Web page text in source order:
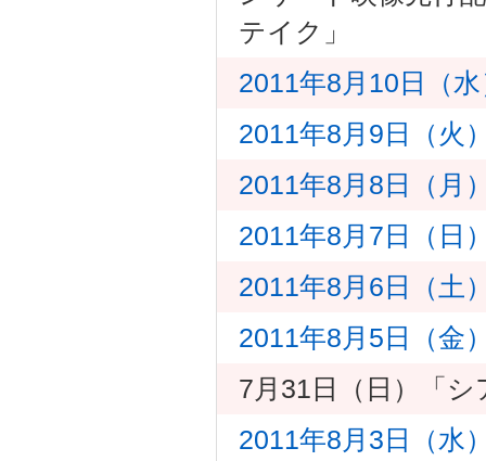
テイク」
2011年8月10日（
2011年8月9日（火
2011年8月8日（月
2011年8月7日（日
2011年8月6日（土
2011年8月5日（金
7月31日（日）「
2011年8月3日（水